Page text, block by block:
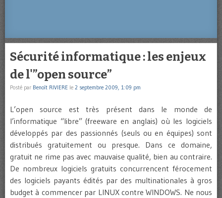
Sécurité informatique : les enjeux
de l'”open source”
Posté par Benoît RIVIERE le 2 septembre 2009, 1:09 pm
L’open source est très présent dans le monde de
l’informatique “libre” (freeware en anglais) où les logiciels
développés par des passionnés (seuls ou en équipes) sont
distribués gratuitement ou presque. Dans ce domaine,
gratuit ne rime pas avec mauvaise qualité, bien au contraire.
De nombreux logiciels gratuits concurrencent férocement
des logiciels payants édités par des multinationales à gros
budget à commencer par LINUX contre WINDOWS. Ne nous